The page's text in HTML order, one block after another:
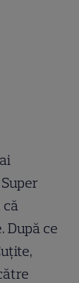
După ce